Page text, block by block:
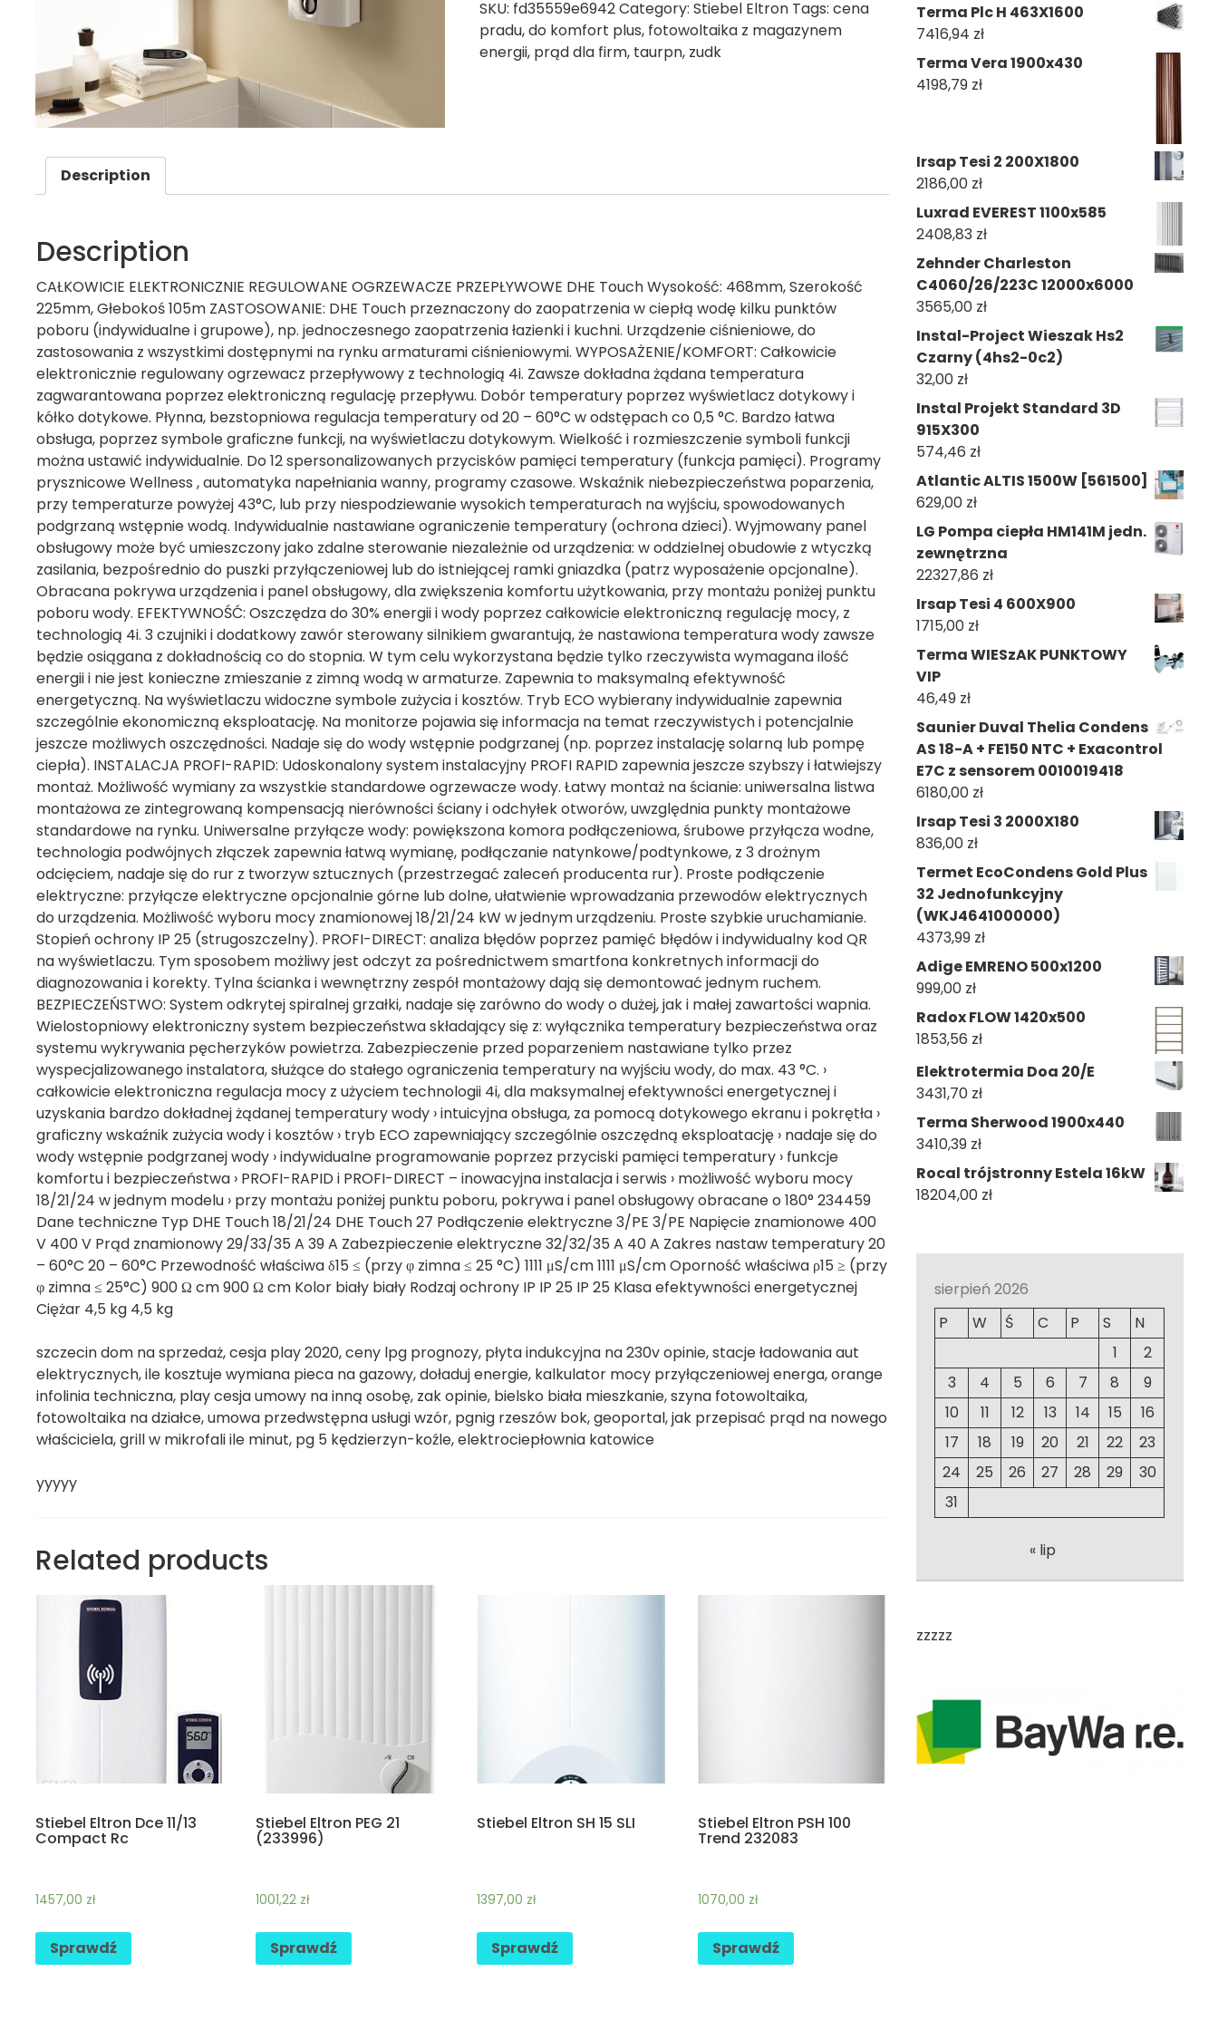
SKU: fd35559e6942Category: Stiebel Eltron Tags: cena
pradu,do komfort plus, fotowoltaika z magazynem
energii, prąd dla firm, taurpn, zudk
Description
Description
CAŁKOWICIE ELEKTRONICZNIE REGULOWANE OGRZEWACZE PRZEPŁYWOWE DHE Touch Wysokość: 468mm, Szerokość
225mm, Głebokoś 105m ZASTOSOWANIE: DHE Touch przeznaczony do zaopatrzenia w ciepłą wodę kilku punktów
poboru (indywidualne i grupowe), np. jednoczesnego zaopatrzenia łazienki i kuchni. Urządzenie ciśnieniowe, do
zastosowania z wszystkimi dostępnymi na rynku armaturami ciśnieniowymi. WYPOSAŻENIE/KOMFORT: Całkowicie
elektronicznie regulowany ogrzewacz przepływowy z technologią 4i. Zawsze dokładna żądana temperatura
zagwarantowana poprzez elektroniczną regulację przepływu. Dobór temperatury poprzez wyświetlacz dotykowy i
kółko dotykowe. Płynna, bezstopniowa regulacja temperatury od 20 – 60°C w odstępach co 0,5 °C. Bardzo łatwa
obsługa, poprzez symbole graficzne funkcji, na wyświetlaczu dotykowym. Wielkość i rozmieszczenie symboli funkcji
można ustawić indywidualnie. Do 12 spersonalizowanych przycisków pamięci temperatury (funkcja pamięci). Programy
prysznicowe Wellness , automatyka napełniania wanny, programy czasowe. Wskaźnik niebezpieczeństwa poparzenia,
przy temperaturze powyżej 43°C, lub przy niespodziewanie wysokich temperaturach na wyjściu, spowodowanych
podgrzaną wstępnie wodą. Indywidualnie nastawiane ograniczenie temperatury (ochrona dzieci). Wyjmowany panel
obsługowy może być umieszczony jako zdalne sterowanie niezależnie od urządzenia: w oddzielnej obudowie z wtyczką
zasilania, bezpośrednio do puszki przyłączeniowej lub do istniejącej ramki gniazdka (patrz wyposażenie opcjonalne).
Obracana pokrywa urządzenia i panel obsługowy, dla zwiększenia komfortu użytkowania, przy montażu poniżej punktu
poboru wody. EFEKTYWNOŚĆ: Oszczędza do 30% energii i wody poprzez całkowicie elektroniczną regulację mocy, z
technologią 4i. 3 czujniki i dodatkowy zawór sterowany silnikiem gwarantują, że nastawiona temperatura wody zawsze
będzie osiągana z dokładnością co do stopnia. W tym celu wykorzystana będzie tylko rzeczywista wymagana ilość
energii i nie jest konieczne zmieszanie z zimną wodą w armaturze. Zapewnia to maksymalną efektywność
energetyczną. Na wyświetlaczu widoczne symbole zużycia i kosztów. Tryb ECO wybierany indywidualnie zapewnia
szczególnie ekonomiczną eksploatację. Na monitorze pojawia się informacja na temat rzeczywistych i potencjalnie
jeszcze możliwych oszczędności. Nadaje się do wody wstępnie podgrzanej (np. poprzez instalację solarną lub pompę
ciepła). INSTALACJA PROFI-RAPID: Udoskonalony system instalacyjny PROFI RAPID zapewnia jeszcze szybszy i łatwiejszy
montaż. Możliwość wymiany za wszystkie standardowe ogrzewacze wody. Łatwy montaż na ścianie: uniwersalna listwa
montażowa ze zintegrowaną kompensacją nierówności ściany i odchyłek otworów, uwzględnia punkty montażowe
standardowe na rynku. Uniwersalne przyłącze wody: powiększona komora podłączeniowa, śrubowe przyłącza wodne,
technologia podwójnych złączek zapewnia łatwą wymianę, podłączanie natynkowe/podtynkowe, z 3 drożnym
odcięciem, nadaje się do rur z tworzyw sztucznych (przestrzegać zaleceń producenta rur). Proste podłączenie
elektryczne: przyłącze elektryczne opcjonalnie górne lub dolne, ułatwienie wprowadzania przewodów elektrycznych
do urządzenia. Możliwość wyboru mocy znamionowej 18/21/24 kW w jednym urządzeniu. Proste szybkie uruchamianie.
Stopień ochrony IP 25 (strugoszczelny). PROFI-DIRECT: analiza błędów poprzez pamięć błędów i indywidualny kod QR
na wyświetlaczu. Tym sposobem możliwy jest odczyt za pośrednictwem smartfona konkretnych informacji do
diagnozowania i korekty. Tylna ścianka i wewnętrzny zespół montażowy dają się demontować jednym ruchem.
BEZPIECZEŃSTWO: System odkrytej spiralnej grzałki, nadaje się zarówno do wody o dużej, jak i małej zawartości wapnia.
Wielostopniowy elektroniczny system bezpieczeństwa składający się z: wyłącznika temperatury bezpieczeństwa oraz
systemu wykrywania pęcherzyków powietrza. Zabezpieczenie przed poparzeniem nastawiane tylko przez
wyspecjalizowanego instalatora, służące do stałego ograniczenia temperatury na wyjściu wody, do max. 43 °C. ›
całkowicie elektroniczna regulacja mocy z użyciem technologii 4i, dla maksymalnej efektywności energetycznej i
uzyskania bardzo dokładnej żądanej temperatury wody › intuicyjna obsługa, za pomocą dotykowego ekranu i pokrętła ›
graficzny wskaźnik zużycia wody i kosztów › tryb ECO zapewniający szczególnie oszczędną eksploatację › nadaje się do
wody wstępnie podgrzanej wody › indywidualne programowanie poprzez przyciski pamięci temperatury › funkcje
komfortu i bezpieczeństwa › PROFI-RAPID i PROFI-DIRECT – inowacyjna instalacja i serwis › możliwość wyboru mocy
18/21/24 w jednym modelu › przy montażu poniżej punktu poboru, pokrywa i panel obsługowy obracane o 180° 234459
Dane techniczne Typ DHE Touch 18/21/24 DHE Touch 27 Podłączenie elektryczne 3/PE 3/PE Napięcie znamionowe 400
V 400 V Prąd znamionowy 29/33/35 A 39 A Zabezpieczenie elektryczne 32/32/35 A 40 A Zakres nastaw temperatury 20
– 60°C 20 – 60°C Przewodność właściwa δ15 ≤ (przy φ zimna ≤ 25 °C) 1111 μS/cm 1111 μS/cm Oporność właściwa ρ15 ≥ (przy
φ zimna ≤ 25°C) 900 Ω cm 900 Ω cm Kolor biały biały Rodzaj ochrony IP IP 25 IP 25 Klasa efektywności energetycznej
Ciężar 4,5 kg 4,5 kg
szczecin dom na sprzedaż, cesja play 2020, ceny lpg prognozy, płyta indukcyjna na 230v opinie, stacje ładowania aut
elektrycznych, ile kosztuje wymiana pieca na gazowy, doładuj energie, kalkulator mocy przyłączeniowej energa, orange
infolinia techniczna, play cesja umowy na inną osobę, zak opinie, bielsko biała mieszkanie, szyna fotowoltaika,
fotowoltaika na działce, umowa przedwstępna usługi wzór, pgnig rzeszów bok, geoportal, jak przepisać prąd na nowego
właściciela, grill w mikrofali ile minut, pg 5 kędzierzyn-koźle, elektrociepłownia katowice
yyyyy
Related products
Stiebel Eltron Dce 11/13
Compact Rc
1457,00 zł
Sprawdź
Stiebel Eltron PEG 21
(233996)
1001,22 zł
Sprawdź
Stiebel Eltron SH 15 SLI
1397,00 zł
Sprawdź
Stiebel Eltron PSH 100
Trend 232083
1070,00 zł
Sprawdź
Terma Plc H 463X1600
7416,94 zł
Terma Vera 1900x430
4198,79 zł
Irsap Tesi 2 200X1800
2186,00 zł
Luxrad EVEREST 1100x585
2408,83 zł
Zehnder Charleston
C4060/26/223C 12000x6000
3565,00 zł
Instal-Project Wieszak Hs2
Czarny (4hs2-0c2)
32,00 zł
Instal Projekt Standard 3D
915X300
574,46 zł
Atlantic ALTIS 1500W [561500]
629,00 zł
LG Pompa ciepła HM141M jedn.
zewnętrzna
22327,86 zł
Irsap Tesi 4 600X900
1715,00 zł
Terma WIESzAK PUNKTOWY
VIP
46,49 zł
Saunier Duval Thelia Condens
AS 18-A + FE150 NTC + Exacontrol
E7C z sensorem 0010019418
6180,00 zł
Irsap Tesi 3 2000X180
836,00 zł
Termet EcoCondens Gold Plus
32 Jednofunkcyjny
(WKJ4641000000)
4373,99 zł
Adige EMRENO 500x1200
999,00 zł
Radox FLOW 1420x500
1853,56 zł
Elektrotermia Doa 20/E
3431,70 zł
Terma Sherwood 1900x440
3410,39 zł
Rocal trójstronny Estela 16kW
18204,00 zł
sierpień 2026
P
W Ś C P S
N
1
2
3
4 5 6 7 8
9
10
11 12 13 14 15
16
17
18 19 20 21 22
23
24
25 26 27 28 29
30
31
« lip
zzzzz